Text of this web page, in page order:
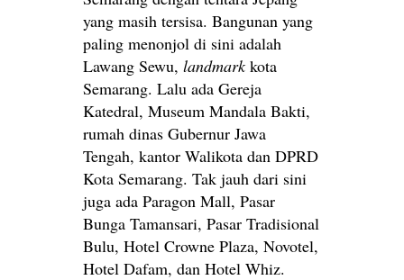
yang masih tersisa. Bangunan yang
paling menonjol di sini adalah
Lawang Sewu, landmarkkota
Semarang. Lalu ada Gereja
Katedral, Museum Mandala Bakti,
rumah dinas Gubernur Jawa
Tengah, kantor Walikota dan DPRD
Kota Semarang. Tak jauh dari sini
juga ada Paragon Mall, Pasar
Bunga Tamansari, Pasar Tradisional
Bulu, Hotel Crowne Plaza, Novotel,
Hotel Dafam, dan Hotel Whiz.